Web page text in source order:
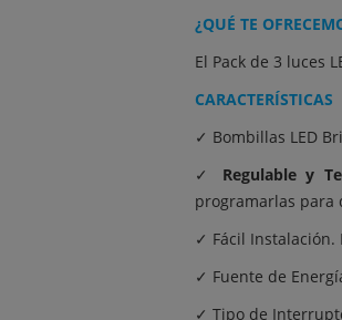
¿QUÉ TE
El Pack de 3 luces
CARACTERÍSTICAS
✓ Bombillas LED
✓ Regulable y
programarlas para
✓ Fácil Instalación.
✓ Fuente de
✓ Tipo de